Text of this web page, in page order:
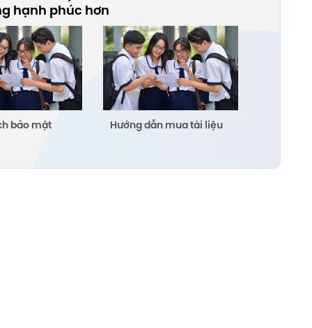
hạnh phúc hơn
bảo mật Hướng dẫn mua tài liệu